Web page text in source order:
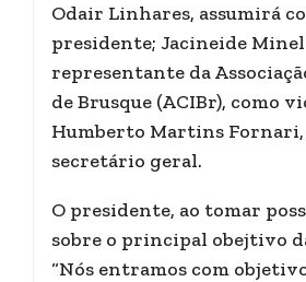
Odair Linhares, assumirá
presidente; Jacineide
representante da
de Brusque (ACIBr), como
Humberto Martins Fornari,
secretário geral.
O presidente, ao tomar
sobre o principal obejtivo
“Nós entramos com